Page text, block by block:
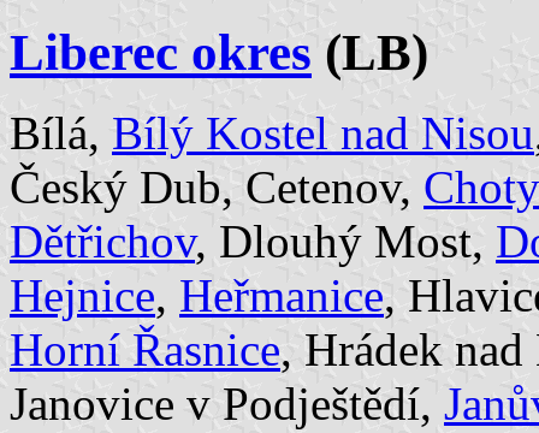
Liberec okres (LB)
Bílá, Bílý Kostel nad Nisou
Český Dub, Cetenov,
Dětřichov, Dlouhý Most,
Hejnice, Heřmanice,
Horní Řasnice, Hrádek
Janovice v Podještědí,